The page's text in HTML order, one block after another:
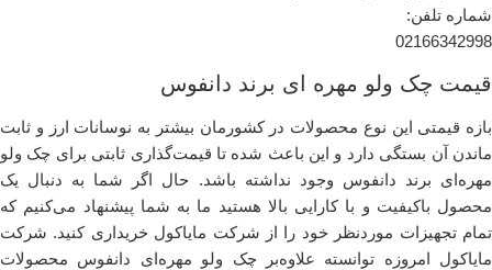
شماره تلفن:
02166342998
قیمت چک ولو مهره ای برند دانفوس
بازه قیمتی این نوع محصولات در کشور‌مان بیشتر به نوسانا‌ت ارز و ثابت‌
ماندن آن بستگی دارد و این باعث شده تا قیمت‌گذاری ثابتی برا‌ی چک ولو
مهر‌ه‌ای برند دانفوس وجود نداشته باشد. حال اگر شما به‌ دنبال یک
محصول با‌کیفیت و با کارایی بالا هستید ما‌ به شما پیشنهاد می‌کنیم که
تمام تجهیزا‌ت موردنظر خود را از شرکت مایاکول خریدار‌ی کنید. شرکت
مایاکول امروز‌ه توانسته علاوه‌بر چک ولو مهر‌ه‌ای دانفوس محصولات